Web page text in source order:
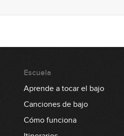
Escuela
Aprende a tocar el bajo
Canciones de bajo
Cómo funciona